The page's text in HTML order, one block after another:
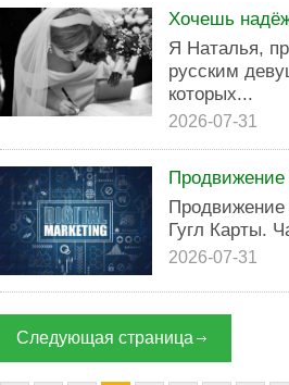
Хочешь
Я Наталья,
русским
которых...
2026-07-31
Продвижение
Продвижение
Гугл Карты.
2026-07-31
Следующая страница